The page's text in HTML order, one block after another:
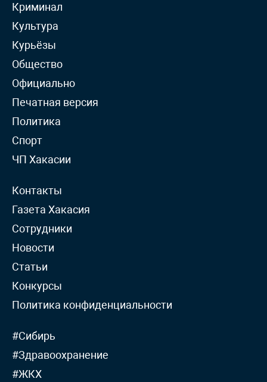
Криминал
Культура
Курьёзы
Общество
Официально
Печатная версия
Политика
Спорт
ЧП Хакасии
Контакты
Газета Хакасия
Сотрудники
Новости
Статьи
Конкурсы
Политика конфиденциальности
#Сибирь
#Здравоохранение
#ЖКХ